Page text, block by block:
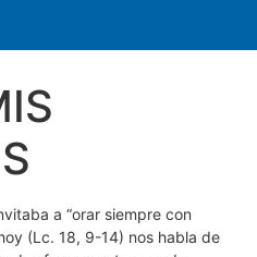
a “orar siempre con
(Lc. 18, 9-14) nos habla de